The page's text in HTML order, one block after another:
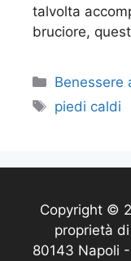
talvolta
bruciore,
Categorie
Benessere
Tag
piedi caldi
Copyright ©
proprietà
80143 Napoli